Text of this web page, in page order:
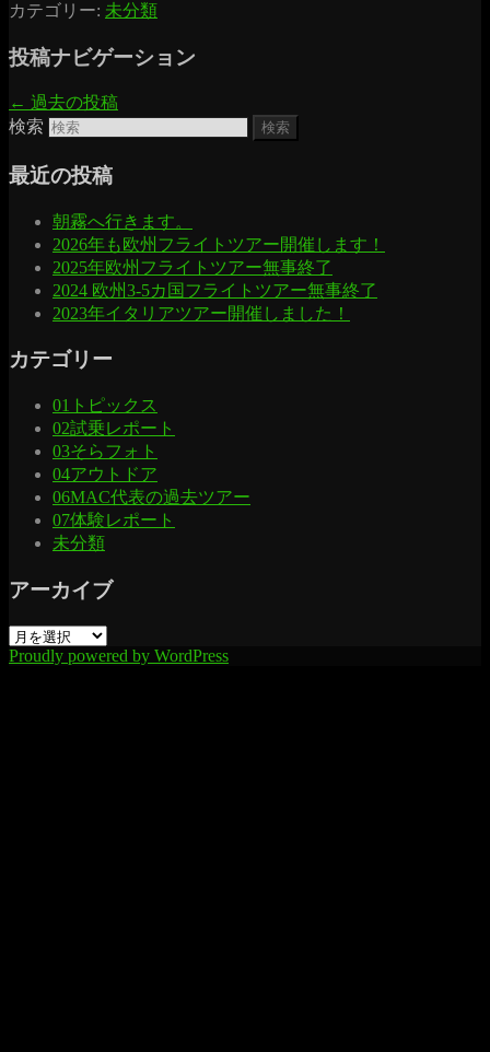
カテゴリー: 未分類
投稿ナビゲーション
← 過去の投稿
検索
最近の投稿
朝霧へ行きます。
2026年も欧州フライトツアー開催します！
2025年欧州フライトツアー無事終了
2024 欧州3-5カ国フライトツアー無事終了
2023年イタリアツアー開催しました！
カテゴリー
01トピックス
02試乗レポート
03そらフォト
04アウトドア
06MAC代表の過去ツアー
07体験レポート
未分類
アーカイブ
ア
ー
Proudly powered by WordPress